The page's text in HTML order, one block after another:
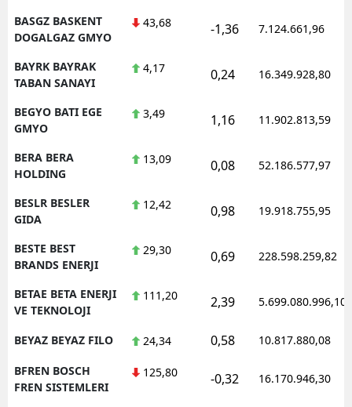
BASGZ BASKENT
DOGALGAZ GMYO
43,68 -1,36 7.124.661,96
BAYRK BAYRAK
TABAN SANAYI
4,17 0,24 16.349.928,80
BEGYO BATI EGE
GMYO
3,49 1,16 11.902.813,59
BERA BERA
HOLDING
13,09 0,08 52.186.577,97
BESLR BESLER
GIDA
12,42 0,98 19.918.755,95
BESTE BEST
BRANDS ENERJI
29,30 0,69 228.598.259,82
BETAE BETA ENERJI
VE TEKNOLOJI
111,20 2,39 5.699.080.996,10
BEYAZ BEYAZ FILO 24,34 0,58 10.817.880,08
BFREN BOSCH
FREN SISTEMLERI
125,80 -0,32 16.170.946,30